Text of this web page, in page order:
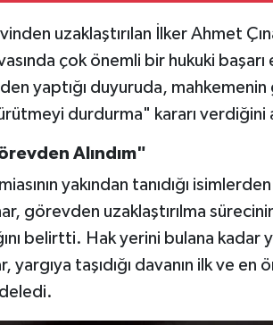
uzaklaştırılan İlker Ahmet
çok önemli bir hukuki
yaptığı duyuruda, mahkemenin
durdurma" kararı verdiğini
Alındım"
yakından tanıdığı
görevden uzaklaştırılma
belirtti. Hak yerini bulana kadar
yargıya taşıdığı davanın ilk ve en